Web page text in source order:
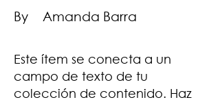
By Amanda Barra
Este ítem se conecta a un
campo de texto de tu
colección de contenido. Haz